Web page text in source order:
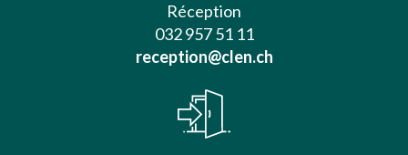
Réception
032 957 51 11
reception@clen.ch